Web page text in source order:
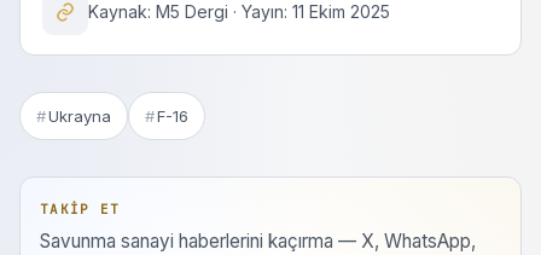
Kaynak: M5 Dergi · Yayın: 11 Ekim 2025
Ukrayna F-16
TAKIP ET
Savunma sanayi haberlerini kaçırma — X, WhatsApp,